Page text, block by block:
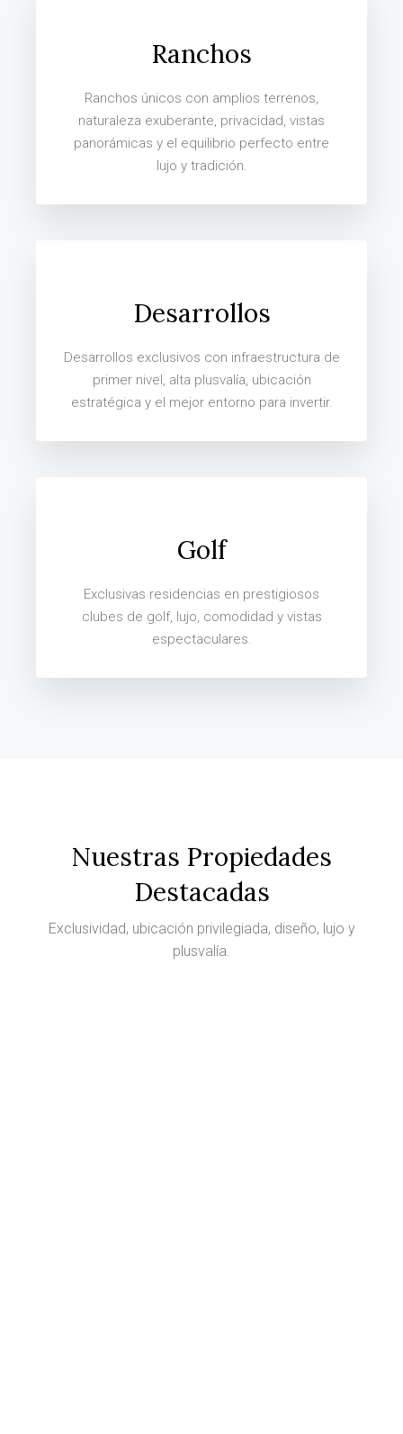
Ranchos
Ranchos únicos con amplios terrenos,
naturaleza exuberante, privacidad, vistas
panorámicas y el equilibrio perfecto entre
lujo y tradición.
Desarrollos
Desarrollos exclusivos con infraestructura de
primer nivel, alta plusvalía, ubicación
estratégica y el mejor entorno para invertir.
Golf
Exclusivas residencias en prestigiosos
clubes de golf, lujo, comodidad y vistas
espectaculares.
Nuestras Propiedades
Destacadas
Exclusividad, ubicación privilegiada, diseño, lujo y
plusvalía.